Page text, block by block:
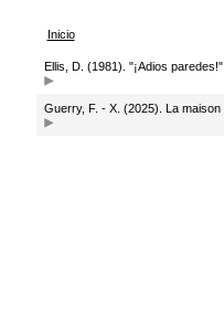
Inicio
Ellis, D. (1981). "¡Adios
Guerry, F. - X. (2025). La